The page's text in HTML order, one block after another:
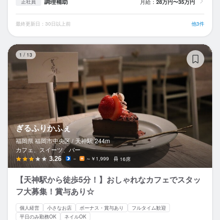
正社員 28万円〜35万円
最終更新日：30日以上前 他3件
1 / 13
ぎるふりかふぇ
福岡県 福岡市中央区 / 天神駅 244m
カフェ、スイーツ、バー
3.26 － ～￥1,999 16席
【天神駅から徒歩5分！】おしゃれなカフェでスタッ
フ大募集！賞与あり☆
個人経営 小さなお店 ボーナス・賞与あり
フルタイム歓迎
平日のみ勤務OK
ネイルOK